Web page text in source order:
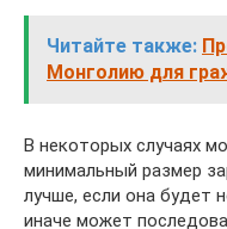
Читайте также:
Монголию для
В некоторых случаях
минимальный размер
лучше, если она будет
иначе может